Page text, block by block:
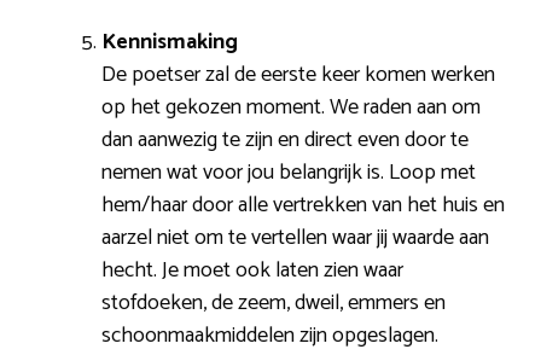
Kennismaking
De poetser zal de eerste keer komen werken
op het gekozen moment. We raden aan om
dan aanwezig te zijn en direct even door te
nemen wat voor jou belangrijk is. Loop met
hem/haar door alle vertrekken van het huis en
aarzel niet om te vertellen waar jij waarde aan
hecht. Je moet ook laten zien waar
stofdoeken, de zeem, dweil, emmers en
schoonmaakmiddelen zijn opgeslagen.